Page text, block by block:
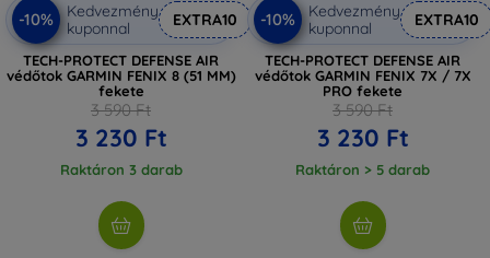
-10%
Kedvezmény
kuponnal
EXTRA10
TECH-PROTECT DEFENSE AIR
védőtok GARMIN FENIX 8 (51 MM)
fekete
3 590 Ft
3 230 Ft
Raktáron 3 darab
-10%
Kedvezmény
kuponnal
EXTRA10
TECH-PROTECT DEFENSE AIR
védőtok GARMIN FENIX 7X / 7X
PRO fekete
3 590 Ft
3 230 Ft
Raktáron > 5 darab